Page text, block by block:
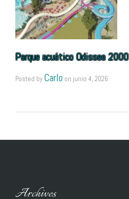
Parque acuático Odissea 2000
Posted by Carlo on junio 4, 2026
Archives